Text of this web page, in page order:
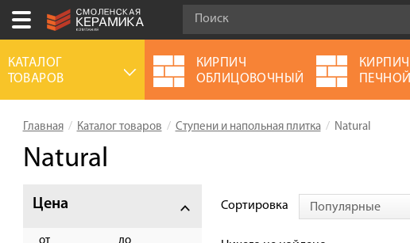
Ваш город:
Выберите ваш город:
+7 (4812) 548-777
О компании
Калькулятор
КАТАЛОГ
ТОВАРОВ
КИРПИЧ
ОБЛИЦОВОЧНЫЙ
КИРПИЧ
ПЕЧНОЙ
Главная Каталог товаров Ступени и напольная плитка Natural
Natural
Цена Сортировка Популярные